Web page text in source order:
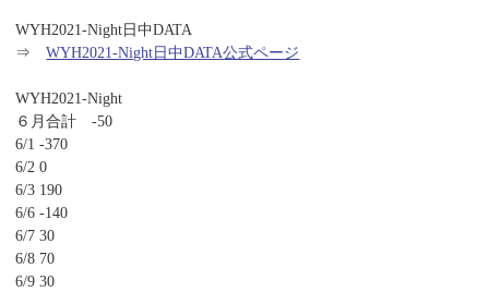
WYH2021-Night日中DATA
⇒WYH2021-Night日中DATA公式ページ
WYH2021-Night
６月合計 -50
6/1 -370
6/2 0
6/3 190
6/6 -140
6/7 30
6/8 70
6/9 30